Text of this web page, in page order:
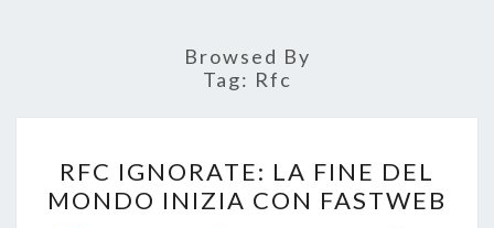
Browsed By
Tag: Rfc
IGNORATE:
LA
RFC IGNORATE: LA FINE DEL
MONDO INIZIA CON FASTWEB